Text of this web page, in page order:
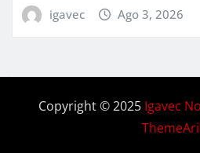
igavec Ago 3, 2026
Copyright © 2025 Igavec